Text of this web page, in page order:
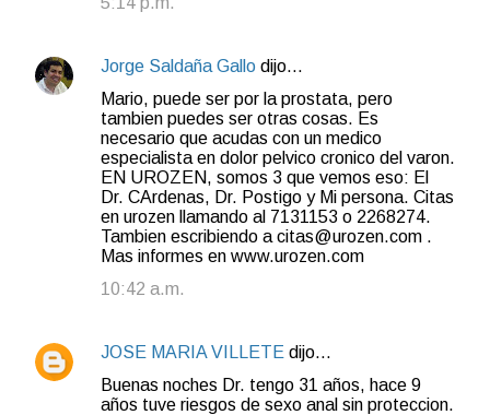
Jorge Saldaña Gallo dijo…
Mario, puede ser por la prostata, pero
tambien puedes ser otras cosas. Es
necesario que acudas con un medico
especialista en dolor pelvico cronico del varon.
EN UROZEN, somos 3 que vemos eso: El
Dr. CArdenas, Dr. Postigo y Mi persona. Citas
en urozen llamando al 7131153 o 2268274.
Tambien escribiendo a citas@urozen.com .
Mas informes en www.urozen.com
10:42 a.m.
JOSE MARIA VILLETE dijo…
Buenas noches Dr. tengo 31 años, hace 9
años tuve riesgos de sexo anal sin proteccion.